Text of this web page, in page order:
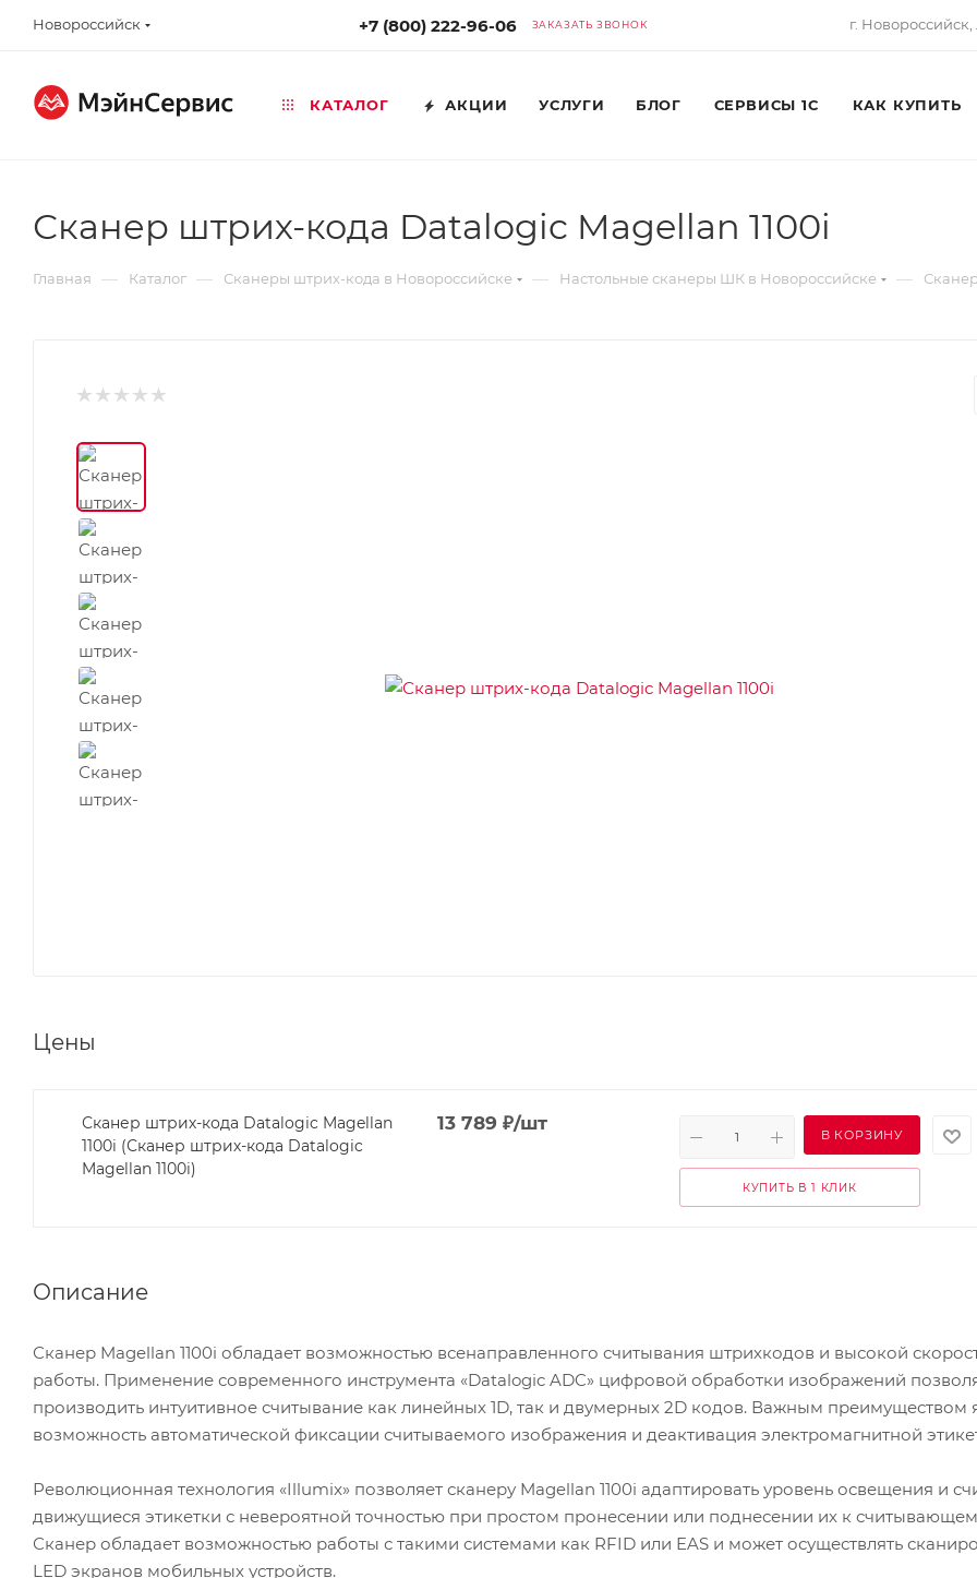
Новороссийск +7 (800) 222-96-06 ЗАКАЗАТЬ ЗВОНОК г.
КАТАЛОГ АКЦИИ УСЛУГИ БЛОГ СЕРВИСЫ 1С КАК КУПИТЬ
Сканер штрих-кода Datalogic Magellan 1100i
Главная — Каталог — Сканеры штрих-кода в Новороссийске — Настольные сканеры ШК в Новороссийске —
Цены
Сканер штрих-кода Datalogic Magellan
1100i (Сканер штрих-кода Datalogic
Magellan 1100i)
13 789 ₽/шт
В КОРЗИНУ
КУПИТЬ В 1 КЛИК
Описание
Сканер Magellan 1100i обладает возможностью всенаправленного считывания штрихкодов и высокой
работы. Применение современного инструмента «Datalogic ADC» цифровой обработки изображений
производить интуитивное считывание как линейных 1D, так и двумерных 2D кодов. Важным преимуществом
возможность автоматической фиксации считываемого изображения и деактивация электромагнитной
Революционная технология «Illumix» позволяет сканеру Magellan 1100i адаптировать уровень освещения и
движущиеся этикетки с невероятной точностью при простом пронесении или поднесении их к
Сканер обладает возможностью работы с такими системами как RFID или EAS и может осуществлять
LED экранов мобильных устройств.